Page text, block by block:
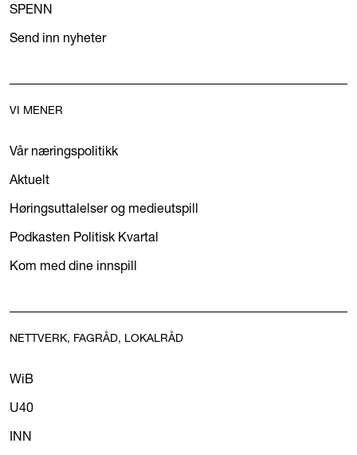
SPENN
Send inn nyheter
VI MENER
Vår næringspolitikk
Aktuelt
Høringsuttalelser og medieutspill
Podkasten Politisk Kvartal
Kom med dine innspill
NETTVERK, FAGRÅD, LOKALRÅD
WiB
U40
INN